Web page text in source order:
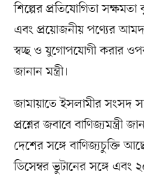
শিল্পের প্রতিযোগিতা সক্ষমতা
এবং প্রয়োজনীয় পণ্যের
স্বচ্ছ ও যুগোপযোগী করার
জানান মন্ত্রী।
জামায়াতে ইসলামীর সংসদ
প্রশ্নের জবাবে বাণিজ্যমন্ত্রী
দেশের সঙ্গে বাণিজ্যচুক্তি
ডিসেম্বর ভুটানের সঙ্গে এবং